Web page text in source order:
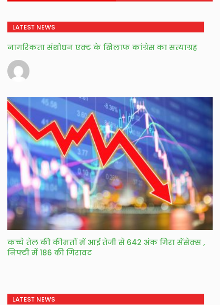
LATEST NEWS
नागरिकता संशोधन एक्ट के खिलाफ कांग्रेस का सत्याग्रह
कच्चे तेल की कीमतों में आई तेजी से 642 अंक गिरा सेंसेक्स ,
निफ्टी में 186 की गिरावट
LATEST NEWS